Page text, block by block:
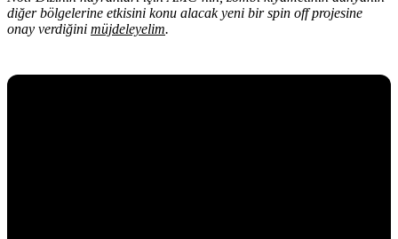
diğer bölgelerine etkisini konu alacak yeni bir spin off projesine
onay verdiğini müjdeleyelim.